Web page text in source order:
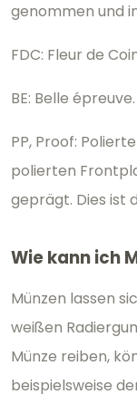
genommen und
FDC: Fleur de
BE: Belle épreuve.
PP, Proof:
polierten
geprägt. Dies ist
Wie kann ich
Münzen lassen
weißen
Münze reiben,
beispielsweise